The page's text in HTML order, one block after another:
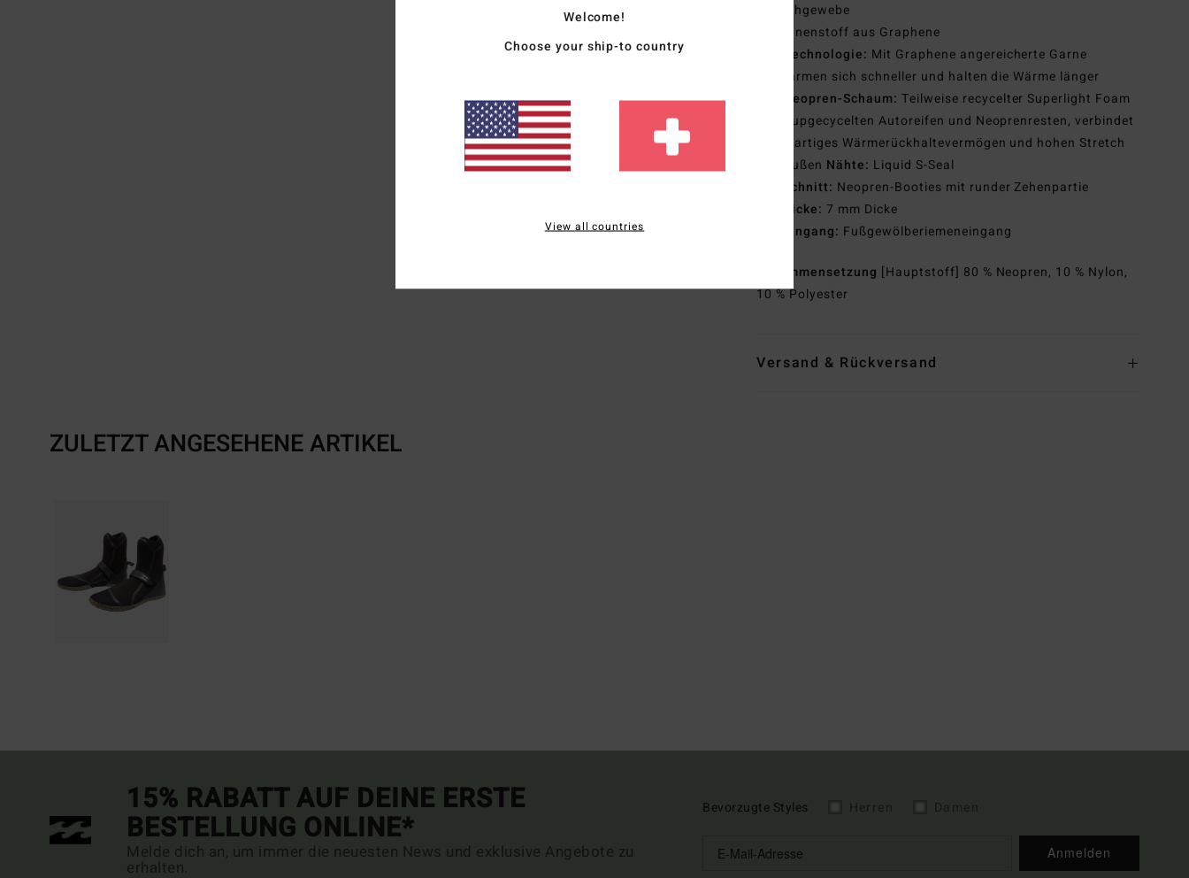
Mischgewebe
Innenstoff aus Graphene
Technologie: Mit Graphene angereicherte Garne
erwärmen sich schneller und halten die Wärme länger
Neopren-Schaum: Teilweise recycelter Superlight Foam
aus upgecycelten Autoreifen und Neoprenresten, verbindet
großartiges Wärmerückhaltevermögen und hohen Stretch
Außen Nähte: Liquid S-Seal
Schnitt: Neopren-Booties mit runder Zehenpartie
Dicke: 7 mm Dicke
Eingang: Fußgewölberiemeneingang
Zusammensetzung [Hauptstoff] 80 % Neopren, 10 % Nylon,
10 % Polyester
Versand & Rückversand
ZULETZT ANGESEHENE ARTIKEL
15% RABATT AUF DEINE ERSTE
BESTELLUNG ONLINE*
Melde dich an, um immer die neuesten News und exklusive Angebote zu
erhalten.
Bevorzugte Styles
Anmelden
Welcome!
Choose your ship-to country
View all countries